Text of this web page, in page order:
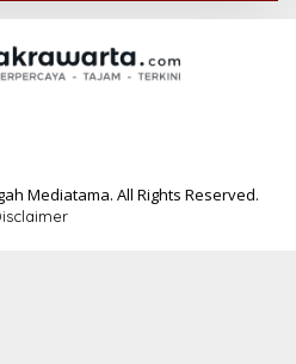
Mediatama. All Rights Reserved.